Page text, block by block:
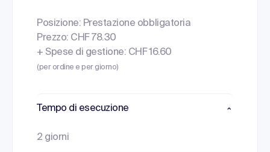
Posizione: Prestazione obbligatoria
Prezzo: CHF 78.30
+ Spese di gestione: CHF 16.60
(per ordine e per giorno)
Tempo di esecuzione
2 giorni